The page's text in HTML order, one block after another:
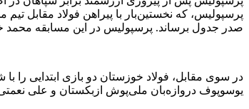
پرسپولیس، که نخستین‌بار با پیراهن فولاد مقابل
صدر جدول برساند. پرسپولیس در این مسابقه محمد
در سوی مقابل، فولاد خوزستان دو بازی ابتدایی
یوسوپوف دروازه‌بان ملی‌پوش ازبکستان و علی نعمتی (هر دو مصدوم در تورنمنت کافا ۲۰۲۵) به